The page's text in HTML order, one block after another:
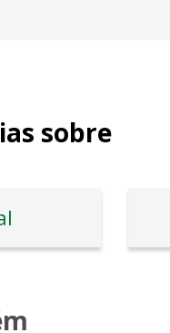
sobre